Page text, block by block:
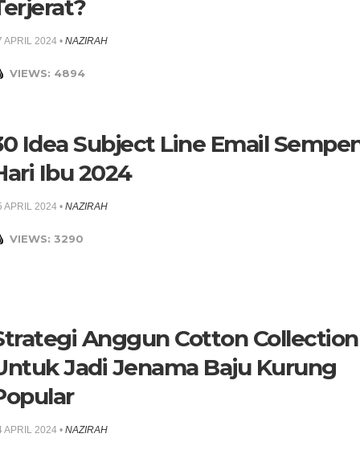
APRIL 2024 • NAZIRAH
VIEWS: 4894
Idea Subject Line Email
Ibu 2024
APRIL 2024 • NAZIRAH
VIEWS: 3290
Anggun Cotton Collection
Jadi Jenama Baju Kurung
APRIL 2024 • NAZIRAH